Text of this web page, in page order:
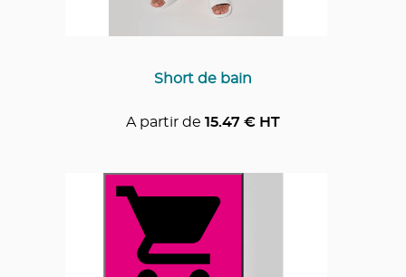
Short de bain
A partir de 15.47 € HT